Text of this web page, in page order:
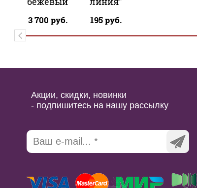
3 700 руб. 195руб.
Акции, скидки, новинки
- подпишитесь на нашу рассылку